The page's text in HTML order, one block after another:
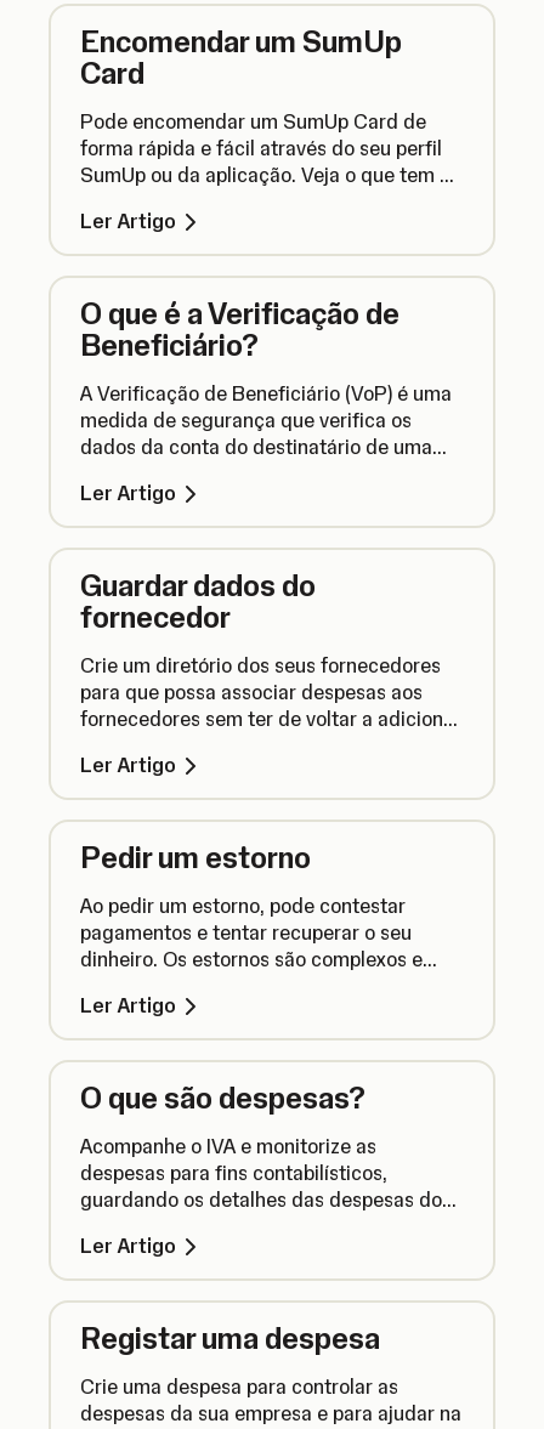
Encomendar um SumUp
Card
Pode encomendar um SumUp Card de
forma rápida e fácil através do seu perfil
SumUp ou da aplicação. Veja o que tem de
Ler Artigo
O que é a Verificação de
Beneficiário?
A Verificação de Beneficiário (VoP) é uma
medida de segurança que verifica os
dados da conta do destinatário de uma
é enviado para o local correto. Aqui está
tudo o que precisa de saber sobre isto.
Ler Artigo
Guardar dados do
fornecedor
Crie um diretório dos seus fornecedores
para que possa associar despesas aos
fornecedores sem ter de voltar a adicionar
Ler Artigo
Pedir um estorno
Ao pedir um estorno, pode contestar
pagamentos e tentar recuperar o seu
dinheiro. Os estornos são complexos e
tudo o que precisa de saber.
Ler Artigo
O que são despesas?
Acompanhe o IVA e monitorize as
despesas para fins contabilísticos,
guardando os detalhes das despesas do
local.
Ler Artigo
Registar uma despesa
Crie uma despesa para controlar as
despesas da sua empresa e para ajudar na